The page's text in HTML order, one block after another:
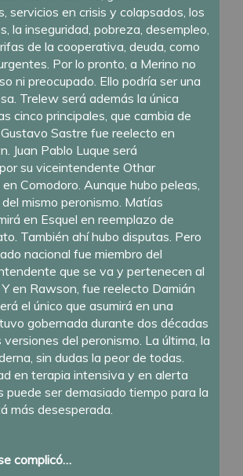
servicios en crisis y colapsados, los
la inseguridad, pobreza, desempleo,
de la cooperativa, deuda, como
Por lo pronto, a Merino no
ni preocupado. Ello podría ser una
Trelew será además la única
cinco principales, que cambia de
Sastre fue reelecto en
Juan Pablo Luque será
su viceintendente Othar
Comodoro. Aunque hubo peleas,
mismo peronismo. Matías
en Esquel en reemplazo de
También ahí hubo disputas. Pero
nacional fue miembro del
que se va y pertenecen al
en Rawson, fue reelecto Damián
el único que asumirá en una
gobernada durante dos décadas
del peronismo. La última, la
sin dudas la peor de todas.
en terapia intensiva y en alerta
puede ser demasiado tiempo para la
más desesperada.
complicó…